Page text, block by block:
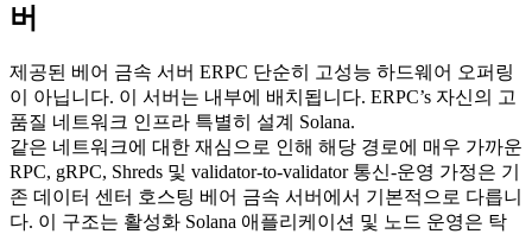
버
제공된 베어 금속 서버 ERPC 단순히 고성능 하드웨어 오퍼링
이 아닙니다. 이 서버는 내부에 배치됩니다. ERPC’s 자신의 고
품질 네트워크 인프라 특별히 설계 Solana.
같은 네트워크에 대한 재심으로 인해 해당 경로에 매우 가까운
RPC, gRPC, Shreds 및 validator-to-validator 통신-운영 가정은 기
존 데이터 센터 호스팅 베어 금속 서버에서 기본적으로 다릅니
다. 이 구조는 활성화 Solana 애플리케이션 및 노드 운영은 탁